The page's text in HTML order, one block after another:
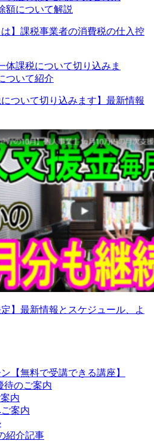
は】課税事業者の消費税の仕入控
について切り込みます】最新情報
定】最新情報とスケジュール、よ
【無料で受講できる講座】
待のご案内
内
案内
紹介記事